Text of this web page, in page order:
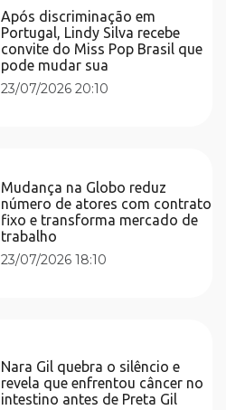
Após discriminação em
Portugal, Lindy Silva recebe
convite do Miss Pop Brasil que
pode mudar sua
23/07/2026 20:10
Mudança na Globo reduz
número de atores com contrato
fixo e transforma mercado de
trabalho
23/07/2026 18:10
Nara Gil quebra o silêncio e
revela que enfrentou câncer no
intestino antes de Preta Gil